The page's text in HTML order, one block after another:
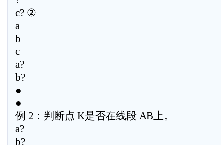
c? ②
a
b
c
a?
b?
●
●
例 2：判断点 K是否在线段 AB上。
a?
b?